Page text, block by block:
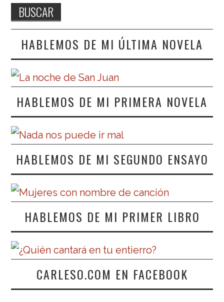
HABLEMOS DE MI ÚLTIMA NOVELA
HABLEMOS DE MI PRIMERA NOVELA
HABLEMOS DE MI SEGUNDO ENSAYO
HABLEMOS DE MI PRIMER LIBRO
CARLESO.COM EN FACEBOOK